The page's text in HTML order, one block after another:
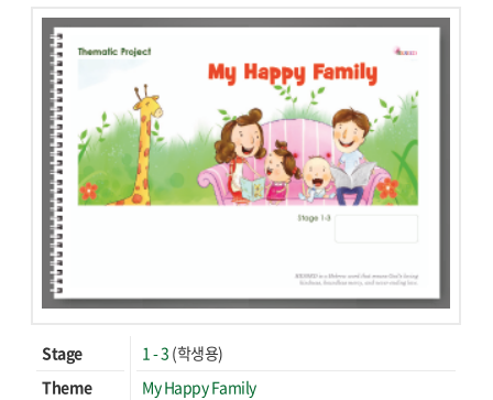
Stage 1 - 3 (학생용)
Theme
My Happy Family